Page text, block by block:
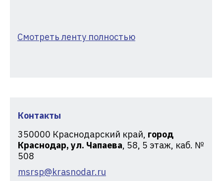
Контакты
350000 Краснодарский край, город
Краснодар, ул. Чапаева, 58, 5 этаж, каб. №
508
msrsp@krasnodar.ru
Смотреть ленту полностью